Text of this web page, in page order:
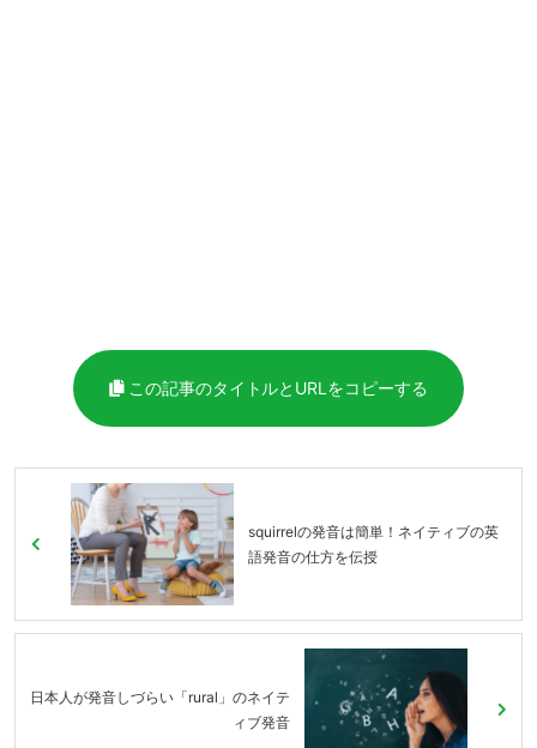
この記事のタイトルとURLをコピーする
squirrelの発音は簡単！ネイティブの英
語発音の仕方を伝授
日本人が発音しづらい「rural」のネイテ
ィブ発音